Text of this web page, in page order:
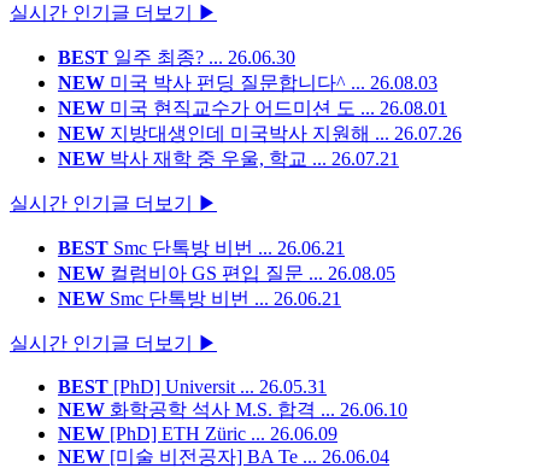
실시간 인기글 더보기 ▶
BEST 일주 최종? ... 26.06.30
NEW 미국 박사 펀딩 질문합니다^ ... 26.08.03
NEW 미국 현직교수가 어드미션 도 ... 26.08.01
NEW 지방대생인데 미국박사 지원해 ... 26.07.26
NEW 박사 재학 중 우울, 학교 ... 26.07.21
실시간 인기글 더보기 ▶
BEST Smc 단톡방 비번 ... 26.06.21
NEW 컬럼비아 GS 편입 질문 ... 26.08.05
NEW Smc 단톡방 비번 ... 26.06.21
실시간 인기글 더보기 ▶
BEST [PhD] Universit ... 26.05.31
NEW 화학공학 석사 M.S. 합격 ... 26.06.10
NEW [PhD] ETH Züric ... 26.06.09
NEW [미술 비전공자] BA Te ... 26.06.04